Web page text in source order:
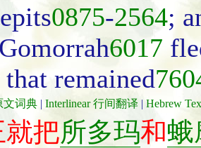
0875-2564;
6017
remained
文词典 | Interlinear 行间翻译 | Hebrew
就把所多玛和蛾